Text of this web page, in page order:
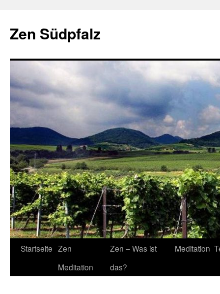
springen
Zen Südpfalz
Startseite Zen
Meditation
Zen – Was ist
das?
Meditation